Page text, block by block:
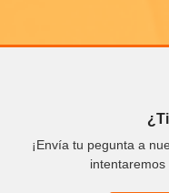
¡Envía tu pegunta a